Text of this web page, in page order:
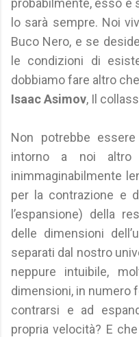
probabilmente, esso è
lo sarà sempre. Noi
Buco Nero, e se
le condizioni di
dobbiamo fare altro
Isaac Asimov, Il
Non potrebbe
intorno a noi
inimmaginabilmente
per la contrazione e
l’espansione) della
delle dimensioni
separati dal nostro
neppure intuibile,
dimensioni, in numero
contrarsi e ad
propria velocità? E